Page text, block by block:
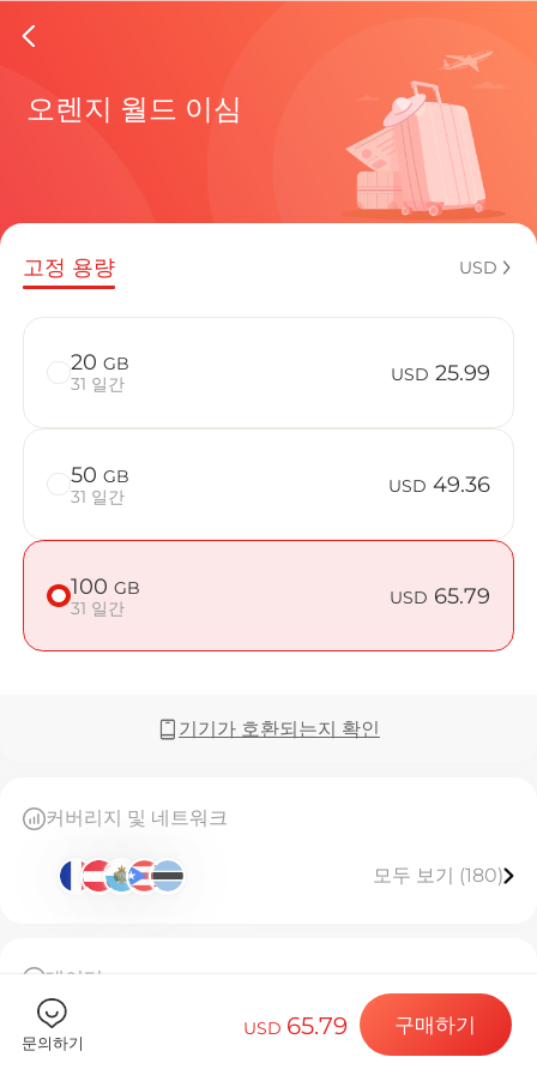
Isle Of
현재 목적
eSIM을 즐
Isle Of
Billion
목적지 및 데
eSIM 설치하
데이터 요금
오렌지 월드 이심
고정 용량 USD
20 GB
31 일간
USD 25.99
50 GB
31 일간
USD 49.36
100 GB
31 일간
USD 65.79
기기가 호환되는지 확인
커버리지 및 네트워크
모두 보기 (180)
데이터
100GB 고속 데이터, 소진 후 128kbps 제한 무제한31
일간 유효.
이 eSIM은 한 번만 설치할 수 있습니다
문의하기
USD 65.79 구매하기